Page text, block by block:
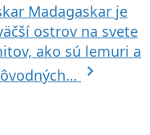
Madagaskar je
ostrov na svete
ako sú lemuri a
chevron_right